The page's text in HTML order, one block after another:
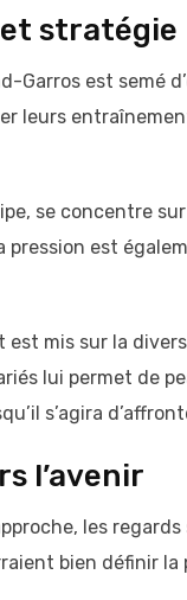
stratégie
Garros est semé
leurs
se concentre
pression est
est mis sur la
lui permet de
s’agira
l’avenir
les
bien définir